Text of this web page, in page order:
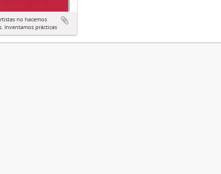
no hacemos
Inventamos prácticas